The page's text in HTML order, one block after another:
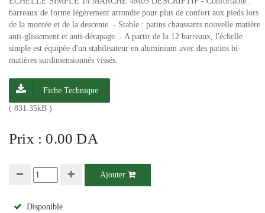
barreaux de forme légèrement arrondie pour plus de confort aux pieds lors
de la montée et de la descente. - Stable : patins chaussants nouvelle matière
anti-glissement et anti-dérapage. - A partir de la 12 barreaux, l'échelle
simple est équipée d'un stabilisateur en aluminium avec des patins bi-
matières surdimensionnés vissés.
Fiche Technique
( 831.35kB )
Prix : 0.00 DA
Ajouter
Disponible